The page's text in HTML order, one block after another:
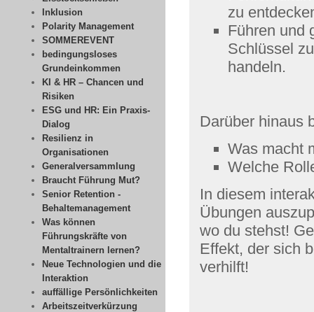
Inklusion
Polarity Management
SOMMEREVENT
bedingungsloses
Grundeinkommen
KI & HR – Chancen und
Risiken
ESG und HR: Ein Praxis-
Dialog
Resilienz in
Organisationen
Generalversammlung
Braucht Führung Mut?
Senior Retention -
Behaltemanagement
Was können
Führungskräfte von
Mentaltrainern lernen?
Neue Technologien und die
Interaktion
auffällige Persönlichkeiten
Arbeitszeitverkürzung
zu
Führen und
Schlüssel
handeln.
Darüber hinaus
Was macht
Welche
In diesem
Übungen
wo du stehst!
Effekt, der sich
verhilft!